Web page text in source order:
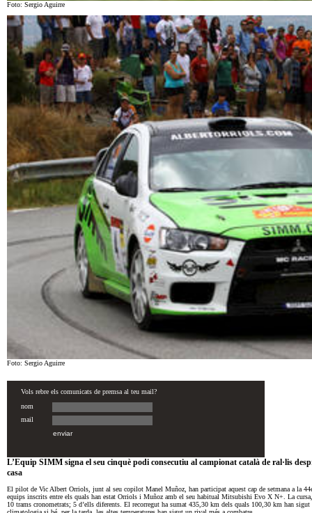
Foto: Sergio Aguirre
Foto: Sergio Aguirre
L’Equip SIMM signa el seu cinquè podi consecutiu al campionat català de ral·lis
casa
El pilot de Vic Albert Orriols, junt al seu copilot Manel Muñoz, han participat aquest cap de setmana a la
equips inscrits entre els quals han estat Orriols i Muñoz amb el seu habitual Mitsubishi Evo X N+. La
10 trams cronometrats; 5 d’ells diferents. El recorregut ha sumat 435,30 km dels quals 100,30 km han sigut